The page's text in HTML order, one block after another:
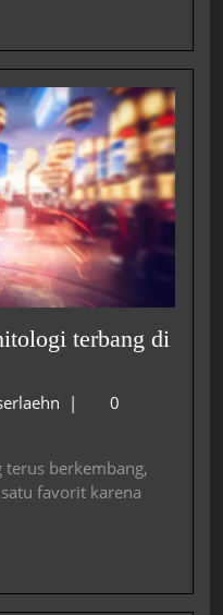
terbang di
|
0
berkembang,
favorit karena